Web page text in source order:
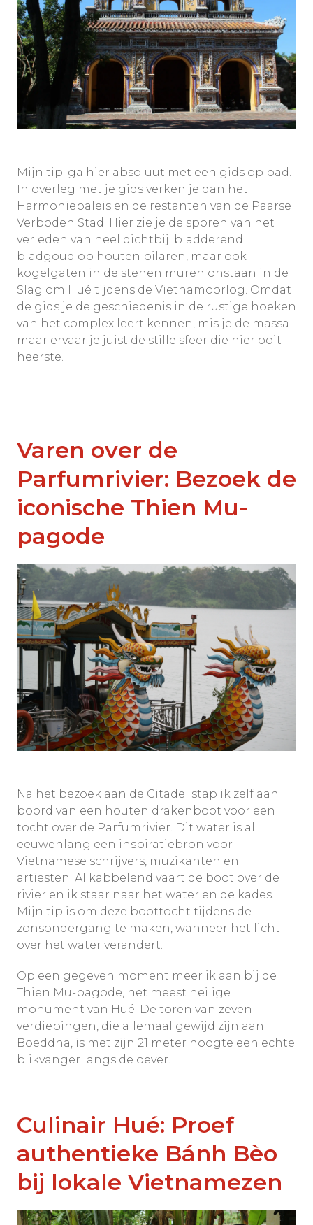
Mijn tip: ga hier absoluut met een gids op pad.
In overleg met je gids verken je dan het
Harmoniepaleis en de restanten van de Paarse
Verboden Stad. Hier zie je de sporen van het
verleden van heel dichtbij: bladderend
bladgoud op houten pilaren, maar ook
kogelgaten in de stenen muren onstaan in de
Slag om Hué tijdens de Vietnamoorlog. Omdat
de gids je de geschiedenis in de rustige hoeken
van het complex leert kennen, mis je de massa
maar ervaar je juist de stille sfeer die hier ooit
heerste.
Varen over de
Parfumrivier: Bezoek de
iconische Thien Mu-
pagode
Na het bezoek aan de Citadel stap ik zelf aan
boord van een houten drakenboot voor een
tocht over de Parfumrivier. Dit water is al
eeuwenlang een inspiratiebron voor
Vietnamese schrijvers, muzikanten en
artiesten. Al kabbelend vaart de boot over de
rivier en ik staar naar het water en de kades.
Mijn tip is om deze boottocht tijdens de
zonsondergang te maken, wanneer het licht
over het water verandert.
Op een gegeven moment meer ik aan bij de
Thien Mu-pagode, het meest heilige
monument van Hué. De toren van zeven
verdiepingen, die allemaal gewijd zijn aan
Boeddha, is met zijn 21 meter hoogte een echte
blikvanger langs de oever.
Culinair Hué: Proef
authentieke Bánh Bèo
bij lokale Vietnamezen